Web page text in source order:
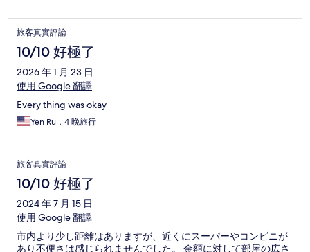
旅客真實評論
10/10 好極了
2026 年 1 月 23 日
使用 Google 翻譯
Every thing was okay
Yen Ru，4 晚旅行
旅客真實評論
10/10 好極了
2024 年 7 月 15 日
使用 Google 翻譯
市内より少し距離はありますが、近くにスーパーやコンビニが
あり不便さは感じられませんでした。 金額に対して部屋の広さ